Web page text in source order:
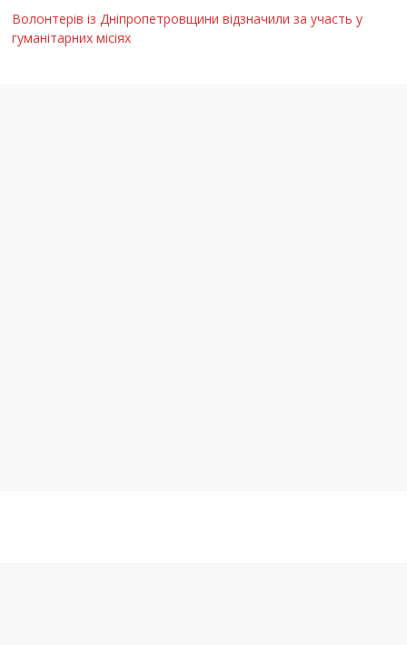
Волонтерів із Дніпропетровщини відзначили за участь у
гуманітарних місіях